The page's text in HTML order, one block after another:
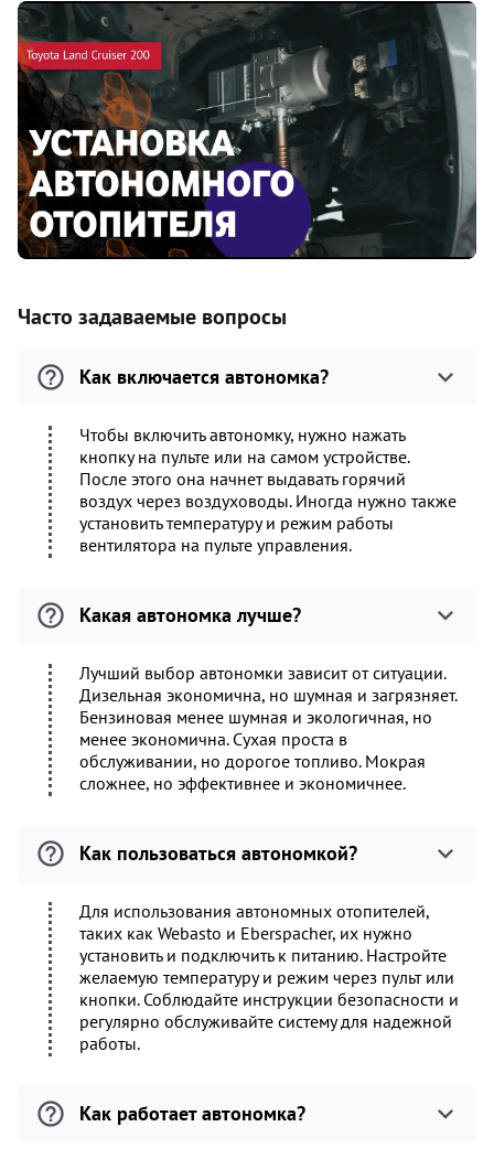
Часто задаваемые вопросы
Как включается автономка?
Чтобы включить автономку, нужно нажать
кнопку на пульте или на самом устройстве.
После этого она начнет выдавать горячий
воздух через воздуховоды. Иногда нужно также
установить температуру и режим работы
вентилятора на пульте управления.
Какая автономка лучше?
Лучший выбор автономки зависит от ситуации.
Дизельная экономична, но шумная и загрязняет.
Бензиновая менее шумная и экологичная, но
менее экономична. Сухая проста в
обслуживании, но дорогое топливо. Мокрая
сложнее, но эффективнее и экономичнее.
Как пользоваться автономкой?
Для использования автономных отопителей,
таких как Webasto и Eberspacher, их нужно
установить и подключить к питанию. Настройте
желаемую температуру и режим через пульт или
кнопки. Соблюдайте инструкции безопасности и
регулярно обслуживайте систему для надежной
работы.
Как работает автономка?